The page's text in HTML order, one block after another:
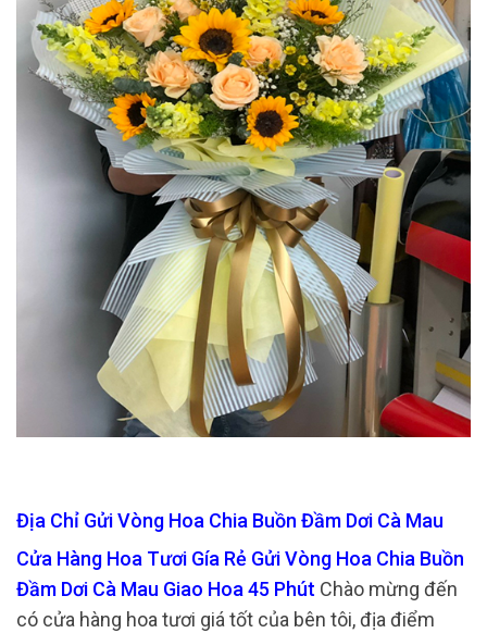
Địa Chỉ Gửi Vòng Hoa Chia Buồn Đầm Dơi Cà Mau
Cửa Hàng Hoa Tươi Gía Rẻ Gửi Vòng Hoa Chia Buồn
Đầm Dơi Cà Mau Giao Hoa 45 Phút Chào mừng đến
có cửa hàng hoa tươi giá tốt của bên tôi, địa điểm